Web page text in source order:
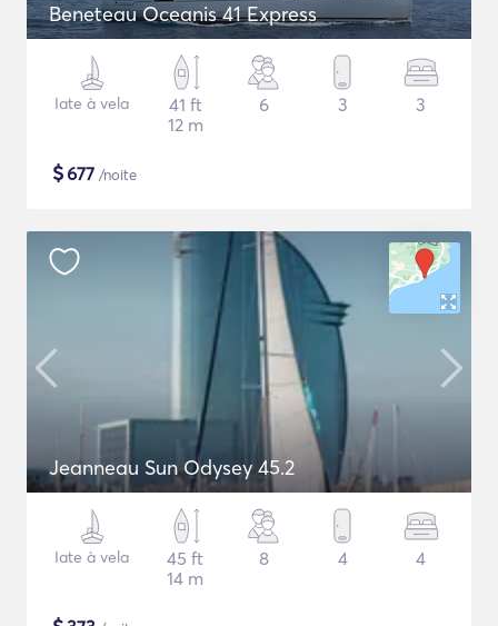
Beneteau Oceanis 41 Express
Iate à vela
41 ft
12 m
6 3 3
$677 /noite
Jeanneau Sun Odysey 45.2
Iate à vela
45 ft
14 m
8 4 4